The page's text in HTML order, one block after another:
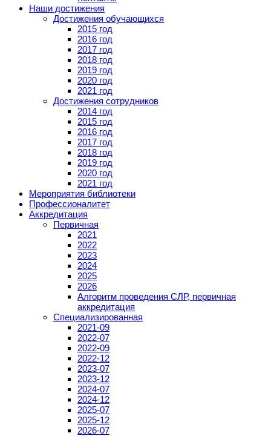
Наши достижения
Достижения обучающихся
2015 год
2016 год
2017 год
2018 год
2019 год
2020 год
2021 год
Достижения сотрудников
2014 год
2015 год
2016 год
2017 год
2018 год
2019 год
2020 год
2021 год
Мероприятия библиотеки
Профессионалитет
Аккредитация
Первичная
2021
2022
2023
2024
2025
2026
Алгоритм проведения СЛР, первичная
аккредитация
Специализированная
2021-09
2022-07
2022-09
2022-12
2023-07
2023-12
2024-07
2024-12
2025-07
2025-12
2026-07